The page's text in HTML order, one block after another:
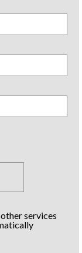
services